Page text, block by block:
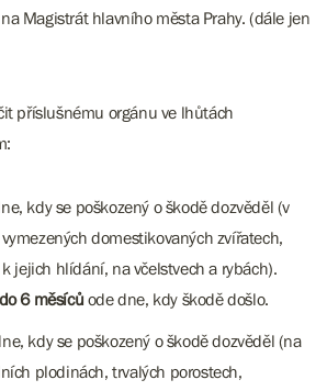
Magistrát hlavního města Prahy. (dále jen
příslušnému orgánu ve lhůtách
kdy se poškozený o škodě dozvěděl (v
domestikovaných zvířatech,
jejich hlídání, na včelstvech a rybách).
do 6 měsíců ode dne, kdy škodě došlo.
kdy se poškozený o škodě dozvěděl (na
plodinách, trvalých porostech,